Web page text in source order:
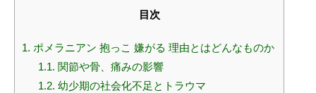
目次
1. ポメラニアン 抱っこ 嫌がる 理由とはどんなものか
1.1. 関節や骨、痛みの影響
1.2. 幼少期の社会化不足とトラウマ